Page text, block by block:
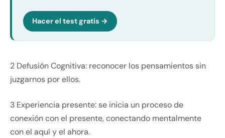
Hacer el test gratis →
2 Defusión Cognitiva: reconocer los pensamientos sin
juzgarnos por ellos.
3 Experiencia presente: se inicia un proceso de
conexión con el presente, conectando mentalmente
con el aquí y el ahora.